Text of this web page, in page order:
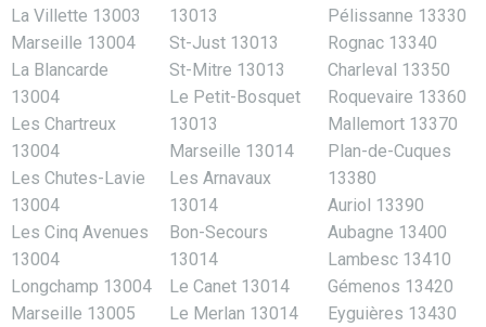
La Villette 13003
Marseille 13004
La Blancarde
13004
Les Chartreux
13004
Les Chutes-Lavie
13004
Les Cinq Avenues
13004
Longchamp 13004
Marseille 13005
13013
St-Just 13013
St-Mitre 13013
Le Petit-Bosquet
13013
Marseille 13014
Les Arnavaux
13014
Bon-Secours
13014
Le Canet 13014
Le Merlan 13014
Pélissanne 13330
Rognac 13340
Charleval 13350
Roquevaire 13360
Mallemort 13370
Plan-de-Cuques
13380
Auriol 13390
Aubagne 13400
Lambesc 13410
Gémenos 13420
Eyguières 13430